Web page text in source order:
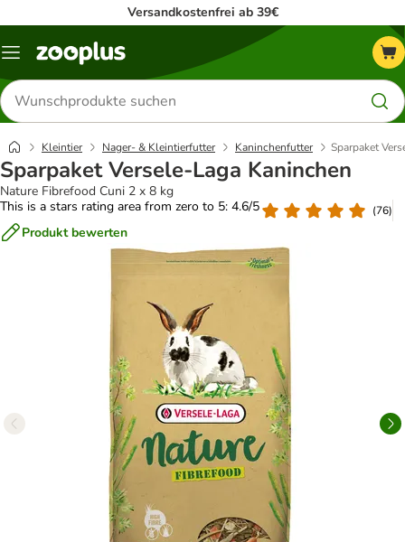
Versandkostenfrei ab 39€
Menü
Produkte
suchen
Kleintier Nager- & Kleintierfutter Kaninchenfutter Sparpaket
Sparpaket Versele-Laga Kaninchen
Nature Fibrefood Cuni 2 x 8 kg
This is a stars rating area from zero to 5: 4.6/5
(76)
Produkt bewerten